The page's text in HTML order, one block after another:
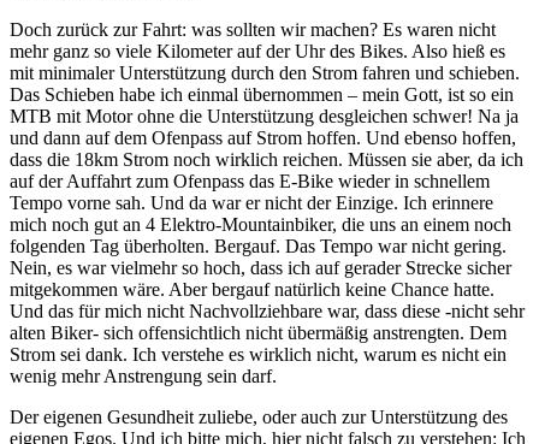
Doch zurück zur Fahrt: was sollten wir machen? Es waren nicht
mehr ganz so viele Kilometer auf der Uhr des Bikes. Also hieß es
mit minimaler Unterstützung durch den Strom fahren und schieben.
Das Schieben habe ich einmal übernommen – mein Gott, ist so ein
MTB mit Motor ohne die Unterstützung desgleichen schwer! Na ja
und dann auf dem Ofenpass auf Strom hoffen. Und ebenso hoffen,
dass die 18km Strom noch wirklich reichen. Müssen sie aber, da ich
auf der Auffahrt zum Ofenpass das E-Bike wieder in schnellem
Tempo vorne sah. Und da war er nicht der Einzige. Ich erinnere
mich noch gut an 4 Elektro-Mountainbiker, die uns an einem noch
folgenden Tag überholten. Bergauf. Das Tempo war nicht gering.
Nein, es war vielmehr so hoch, dass ich auf gerader Strecke sicher
mitgekommen wäre. Aber bergauf natürlich keine Chance hatte.
Und das für mich nicht Nachvollziehbare war, dass diese -nicht sehr
alten Biker- sich offensichtlich nicht übermäßig anstrengten. Dem
Strom sei dank. Ich verstehe es wirklich nicht, warum es nicht ein
wenig mehr Anstrengung sein darf.
Der eigenen Gesundheit zuliebe, oder auch zur Unterstützung des
eigenen Egos. Und ich bitte mich, hier nicht falsch zu verstehen: Ich